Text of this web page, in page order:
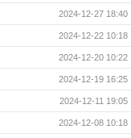
2024-12-27 18:40
2024-12-22 10:18
2024-12-20 10:22
2024-12-19 16:25
2024-12-11 19:05
2024-12-08 10:18